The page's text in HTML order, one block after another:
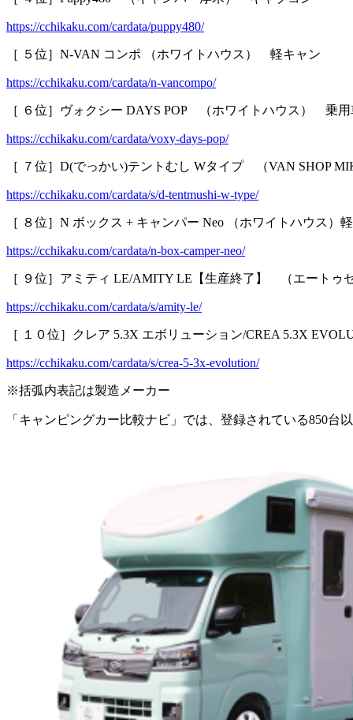
https://cchikaku.com/cardata/puppy480/
［ ５位］N-VAN コンポ （ホワイトハウス） 軽キャン
https://cchikaku.com/cardata/n-vancompo/
［ ６位］ヴォクシー DAYS POP （ホワイトハウス） 乗用
https://cchikaku.com/cardata/voxy-days-pop/
［ ７位］D(でっかい)テントむし Wタイプ （VAN SHOP
https://cchikaku.com/cardata/s/d-tentmushi-w-type/
［ ８位］N ボックス + キャンパー Neo （ホワイトハウス）
https://cchikaku.com/cardata/n-box-camper-neo/
［ ９位］アミティ LE/AMITY LE【生産終了】 （エート
https://cchikaku.com/cardata/s/amity-le/
［ １０位］クレア 5.3X エボリューション/CREA 5.3X
https://cchikaku.com/cardata/s/crea-5-3x-evolution/
※括弧内表記は製造メーカー
「キャンピングカー比較ナビ」では、登録されている850台